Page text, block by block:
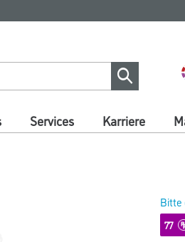
Services Karriere
Bitte
77